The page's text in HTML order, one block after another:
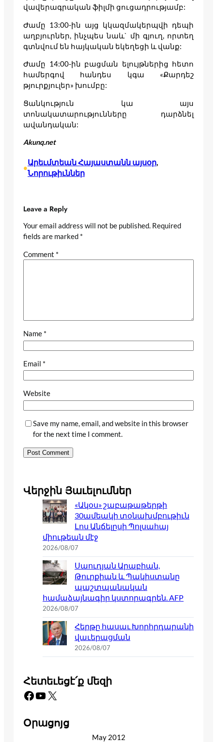
վավերագրական ֆիլմի ցուցադրությամբ:
Ժամը 13:00-ին այց կկազմակերպվի դեպի
աղբյուրներ, ինչպես նաև` մի գյուղ, որտեղ
գտնվում են հայկական եկեղեցի և վանք:
Ժամը 14:00-ին բացման ելույթներից հետո
համերգով հանդես կգա «Քարդեշ
թյուրքյուլեր» խումբը:
Ցանկություն կա այս
տոնակատարությունները դարձնել
ավանդական:
Akunq.net
•
Արեւմտեան Հայաստանն այսօր
Նորութիւններ
Leave a Reply
Your email address will not be published. Required
fields are marked *
Comment *
Name *
Email *
Website
Save my name, email, and website in this browser
for the next time I comment.
Վերջին Յաւելումներ
«Ակօս» շաբաթաթերթի
30ամեակի տօնախմբութիւն
Լոս Անճելըսի Պոլսահայ
միութեան մէջ
2026/08/07
Սաուդյան Արաբիան,
Թուրքիան և Պակիստանը
պաշտպանական
համաձայնագիր կստորագրեն. AFP
2026/08/07
Հերթը հասաւ Խորհրդարանի
վաւերացման
2026/08/07
Հետեւեցէ՛ք մեզի
Facebook YouTube X
Օրացոյց
May 2012